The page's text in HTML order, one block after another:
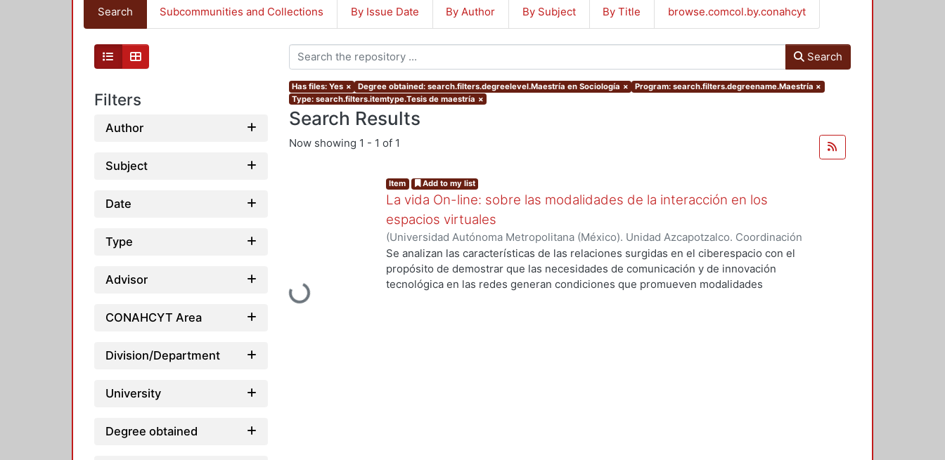
Search Subcommunities and Collections By Issue Date By Author By Subject By Title browse.comcol.by.conahcyt
Filters
Author
Subject
Date
Type
Advisor
CONAHCYT Area
Division/Department
University
Degree obtained
Search
Has files: Yes × Degree obtained: search.filters.degreelevel.Maestría en Sociología × Program: search.filters.degreename.Maestría ×
Type: search.filters.itemtype.Tesis de maestría ×
Search Results
Now showing 1 - 1 of 1
Loading...
Item Add to my list
La vida On-line: sobre las modalidades de la interacción en los
espacios virtuales
(Universidad Autónoma Metropolitana (México). Unidad Azcapotzalco. Coordinación
de Servicios de Información.,2008-10)RODRIGUEZ ROBLES, RAUL
Se analizan las características de las relaciones surgidas en el ciberespacio con el
propósito de demostrar que las necesidades de comunicación y de innovación
tecnológica en las redes generan condiciones que promueven modalidades